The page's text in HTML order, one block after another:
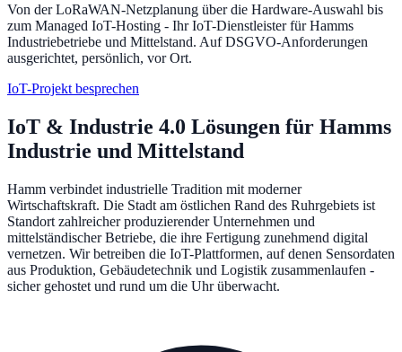
Von der LoRaWAN-Netzplanung über die Hardware-Auswahl bis
zum Managed IoT-Hosting - Ihr IoT-Dienstleister für Hamms
Industriebetriebe und Mittelstand. Auf DSGVO-Anforderungen
ausgerichtet, persönlich, vor Ort.
IoT-Projekt besprechen
IoT & Industrie 4.0 Lösungen für Hamms
Industrie und Mittelstand
Hamm verbindet industrielle Tradition mit moderner
Wirtschaftskraft. Die Stadt am östlichen Rand des Ruhrgebiets ist
Standort zahlreicher produzierender Unternehmen und
mittelständischer Betriebe, die ihre Fertigung zunehmend digital
vernetzen. Wir betreiben die IoT-Plattformen, auf denen Sensordaten
aus Produktion, Gebäudetechnik und Logistik zusammenlaufen -
sicher gehostet und rund um die Uhr überwacht.